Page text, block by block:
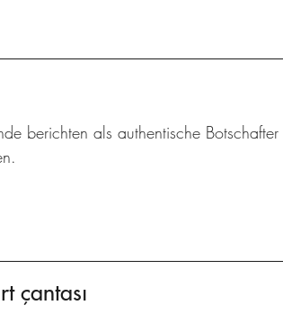
berichten als authentische
çantası